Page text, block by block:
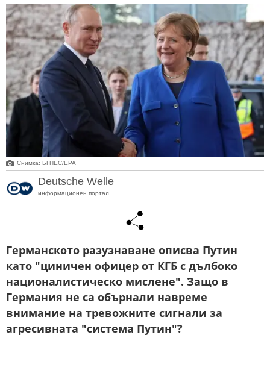
Снимка: БГНЕС/ЕРА
Deutsche Welle
информационен портал
Германското разузнаване описва Путин
като "циничен офицер от КГБ с дълбоко
националистическо мислене". Защо в
Германия не са обърнали навреме
внимание на тревожните сигнали за
агресивната "система Путин"?